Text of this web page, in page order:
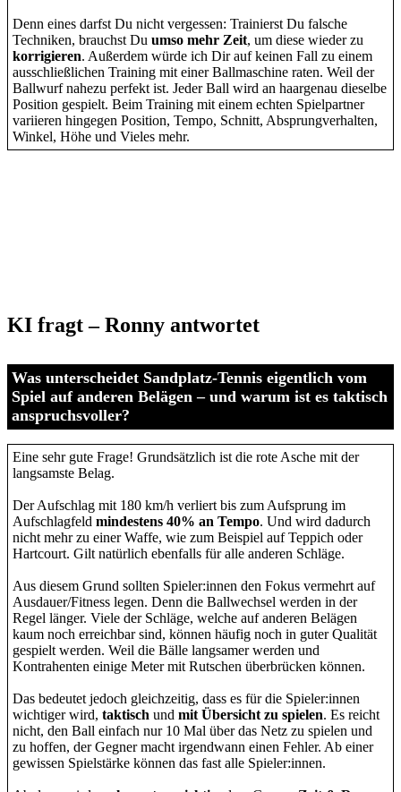
Denn eines darfst Du nicht vergessen: Trainierst Du falsche
Techniken, brauchst Du umso mehr Zeit, um diese wieder zu
korrigieren. Außerdem würde ich Dir auf keinen Fall zu einem
ausschließlichen Training mit einer Ballmaschine raten. Weil der
Ballwurf nahezu perfekt ist. Jeder Ball wird an haargenau dieselbe
Position gespielt. Beim Training mit einem echten Spielpartner
variieren hingegen Position, Tempo, Schnitt, Absprungverhalten,
Winkel, Höhe und Vieles mehr.
KI fragt – Ronny antwortet
Was unterscheidet Sandplatz-Tennis eigentlich vom
Spiel auf anderen Belägen – und warum ist es taktisch
anspruchsvoller?
Eine sehr gute Frage! Grundsätzlich ist die rote Asche mit der
langsamste Belag.
Der Aufschlag mit 180 km/h verliert bis zum Aufsprung im
Aufschlagfeld mindestens 40% an Tempo. Und wird dadurch
nicht mehr zu einer Waffe, wie zum Beispiel auf Teppich oder
Hartcourt. Gilt natürlich ebenfalls für alle anderen Schläge.
Aus diesem Grund sollten Spieler:innen den Fokus vermehrt auf
Ausdauer/Fitness legen. Denn die Ballwechsel werden in der
Regel länger. Viele der Schläge, welche auf anderen Belägen
kaum noch erreichbar sind, können häufig noch in guter Qualität
gespielt werden. Weil die Bälle langsamer werden und
Kontrahenten einige Meter mit Rutschen überbrücken können.
Das bedeutet jedoch gleichzeitig, dass es für die Spieler:innen
wichtiger wird, taktisch und mit Übersicht zu spielen. Es reicht
nicht, den Ball einfach nur 10 Mal über das Netz zu spielen und
zu hoffen, der Gegner macht irgendwann einen Fehler. Ab einer
gewissen Spielstärke können das fast alle Spieler:innen.